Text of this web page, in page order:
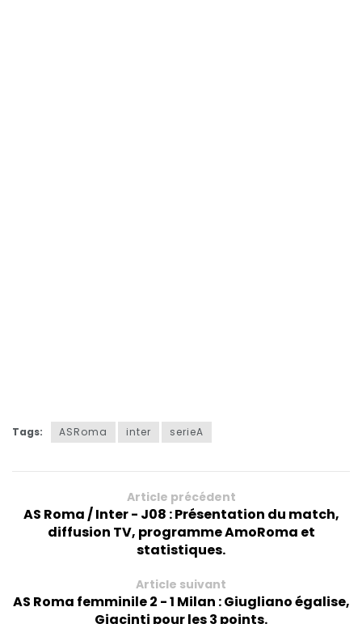
Tags: ASRoma inter serieA
Article précédent
AS Roma / Inter - J08 : Présentation du match,
diffusion TV, programme AmoRoma et
statistiques.
Article suivant
AS Roma femminile 2 - 1 Milan : Giugliano égalise,
Giacinti pour les 3 points.